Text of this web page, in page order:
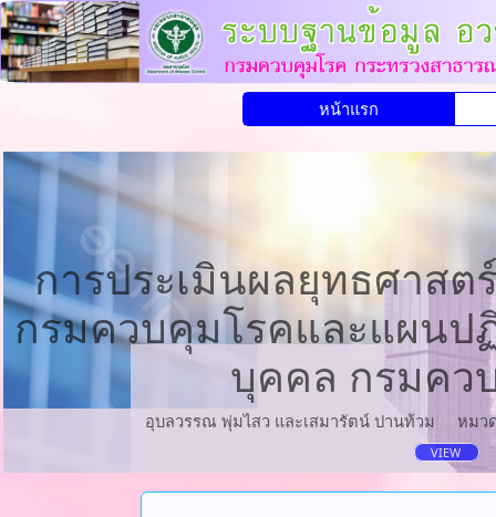
หน้าแรก
การประเมินผลยุทธศาส
กรมควบคุมโรคและแผนป
บุคคล กรมคว
อุบลวรรณ พุ่มไสว และเสมารัตน์ ปานท้วม หมว
VIEW